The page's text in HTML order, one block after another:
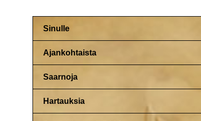
Sinulle
Ajankohtaista
Saarnoja
Hartauksia